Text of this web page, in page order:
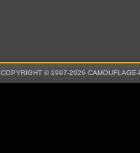
COPYRIGHT © 1997-2026 CAMOUFLAGE-